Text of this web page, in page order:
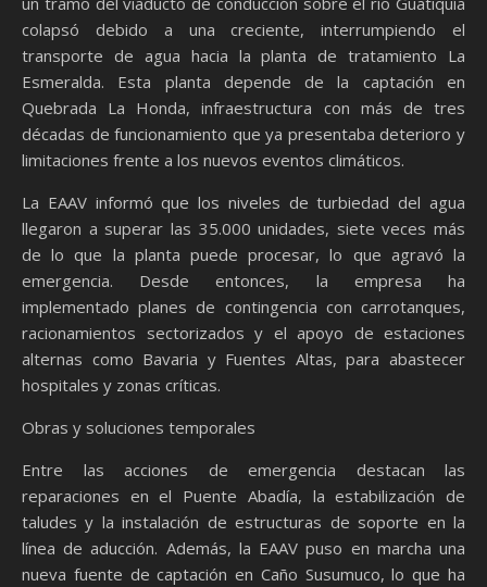
colapsó debido a una creciente, interrumpiendo el
transporte de agua hacia la planta de tratamiento La
Esmeralda. Esta planta depende de la captación en
Quebrada La Honda, infraestructura con más de tres
décadas de funcionamiento que ya presentaba deterioro y
limitaciones frente a los nuevos eventos climáticos.
La EAAV informó que los niveles de turbiedad del agua
llegaron a superar las 35.000 unidades, siete veces más
de lo que la planta puede procesar, lo que agravó la
emergencia. Desde entonces, la empresa ha
implementado planes de contingencia con carrotanques,
racionamientos sectorizados y el apoyo de estaciones
alternas como Bavaria y Fuentes Altas, para abastecer
hospitales y zonas críticas.
Obras y soluciones temporales
Entre las acciones de emergencia destacan las
reparaciones en el Puente Abadía, la estabilización de
taludes y la instalación de estructuras de soporte en la
línea de aducción. Además, la EAAV puso en marcha una
nueva fuente de captación en Caño Susumuco, lo que ha